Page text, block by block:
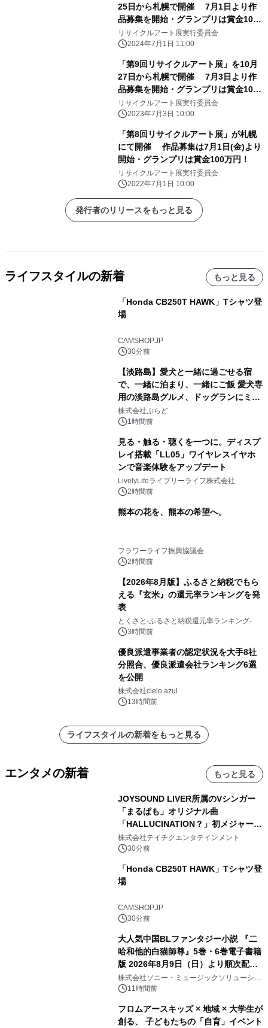
25日から札幌で開催 7月1日より作
品募集を開始・グランプリは賞金100
万円！
リサイクルアート展実行委員会
2024年7月1日 11:00
「第9回リサイクルアート展」を10月
27日から札幌で開催 7月3日より作
品募集を開始・グランプリは賞金100
万円！
リサイクルアート展実行委員会
2023年7月3日 10:00
「第8回リサイクルアート展」が札幌
にて開催 作品募集は7月1日(金)より
開始・グランプリは賞金100万円！
リサイクルアート展実行委員会
2022年7月1日 10:00
発行者のリリースをもっと見る
ライフスタイルの新着 もっと見る
「Honda CB250T HAWK」Tシャツ登
場
CAMSHOP.JP
30分前
【淡路島】愛犬と一緒に過ごせる宿
で、一緒に泊まり、一緒にご飯 愛犬専
用の淡路島グルメ、ドッグランにミニ
プール グランピングとトレーラーハウ
スの2施設で
株式会社ぷらど
1時間前
見る・触る・聴くを一つに。ディスプ
レイ搭載「LL05」ワイヤレスイヤホ
ンで音楽体験をアップデート
LivelyLifeライブリーライフ株式会社
2時間前
熊本の花を、熊本の希望へ。
フラワーライフ振興協議会
2時間前
【2026年8月版】ふるさと納税でもら
える『玄米』の還元率ランキングを発
表
とくさと-ふるさと納税還元率ランキング-
3時間前
優良派遣事業者の認定状況を大手8社
分照合、優良派遣会社ランキング6選
を公開
株式会社cielo azul
13時間前
ライフスタイルの新着をもっと見る
エンタメの新着 もっと見る
JOYSOUND LIVER所属のVシンガー
「まるぱも」オリジナル曲
「HALLUCINATION？」初メジャー配
信リリース決定！
株式会社テイチクエンタテインメント
30分前
「Honda CB250T HAWK」Tシャツ登
場
CAMSHOP.JP
30分前
大人気中国BLファンタジー小説 『二
哈和他的白猫師尊』5巻・6巻電子書籍
版 2026年8月9日（日）より順次配信
開始
株式会社ソニー・ミュージックソリューショ
ンズ11時間前
フロムアースキッズ × 地域 × 大学生が
創る、 子どもたちの「自育」イベント